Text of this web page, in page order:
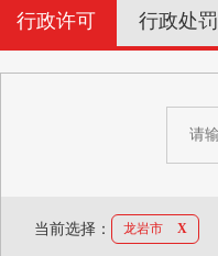
行政许可 行政处罚
当前选择： 龙岩市